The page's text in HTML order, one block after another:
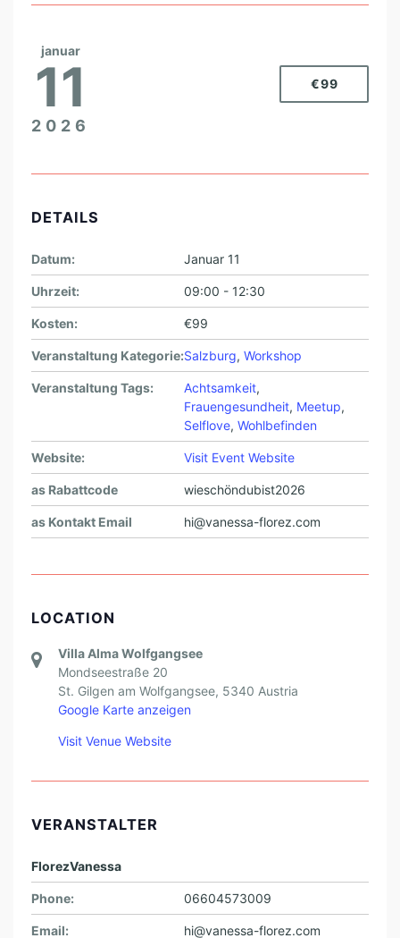
januar
11
2026
€99
DETAILS
Datum: Januar 11
Uhrzeit: 09:00 - 12:30
Kosten: €99
Veranstaltung Kategorie:Salzburg, Workshop
Veranstaltung Tags: Achtsamkeit,
Frauengesundheit, Meetup,
Selflove, Wohlbefinden
Website: Visit Event Website
as Rabattcode wieschöndubist2026
as Kontakt Email hi@vanessa-florez.com
LOCATION
Villa Alma Wolfgangsee
Mondseestraße 20
St. Gilgen am Wolfgangsee, 5340 Austria
Google Karte anzeigen
Visit Venue Website
VERANSTALTER
FlorezVanessa
Phone: 06604573009
Email: hi@vanessa-florez.com